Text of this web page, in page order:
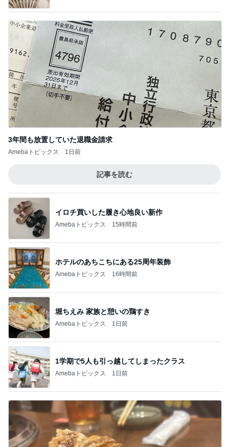
3年間も放置していた退職金請求
Amebaトピックス 1日前
記事を読む
イロチ買いした履き心地良い新作
Amebaトピックス 15時間前
ホテルのあちこちにある25周年装飾
Amebaトピックス 16時間前
堀ちえみ 家族と憩いの鶏すき
Amebaトピックス 1日前
1学期で5人も引っ越してしまったクラス
Amebaトピックス 1日前